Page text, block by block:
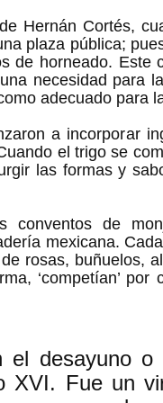
Hernán Cortés,
plaza pública;
de horneado. Este
necesidad para
adecuado para
a incorporar
el trigo se
las formas y
de
mexicana.
rosas, buñuelos,
‘competían’ por
el desayuno
XVI. Fue un